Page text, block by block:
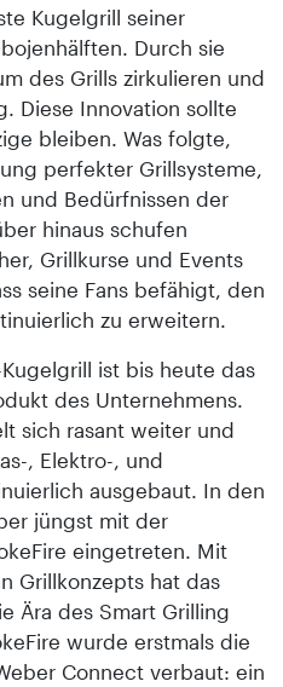
Kugelgrill seiner
Durch sie
des Grills zirkulieren und
Diese Innovation sollte
bleiben. Was folgte,
perfekter Grillsysteme,
und Bedürfnissen der
hinaus schufen
Grillkurse und Events
seine Fans befähigt, den
zu erweitern.
ist bis heute das
des Unternehmens.
sich rasant weiter und
, Elektro-, und
ausgebaut. In den
jüngst mit der
eingetreten. Mit
Grillkonzepts hat das
Ära des Smart Grilling
wurde erstmals die
Connect verbaut: ein